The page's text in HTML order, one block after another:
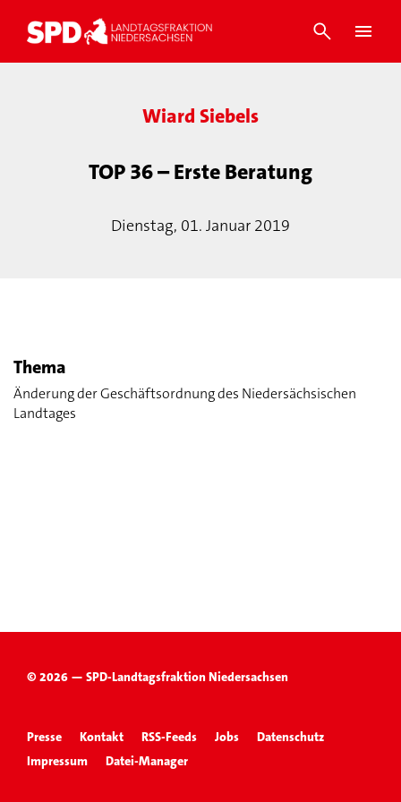
Wiard Siebels
TOP 36 – Erste Beratung
Dienstag, 01. Januar 2019
Thema
Änderung der Geschäftsordnung des Niedersächsischen
Landtages
© 2026 — SPD-Landtagsfraktion Niedersachsen
Presse Kontakt RSS-Feeds Jobs
Datenschutz
Impressum
Datei-Manager